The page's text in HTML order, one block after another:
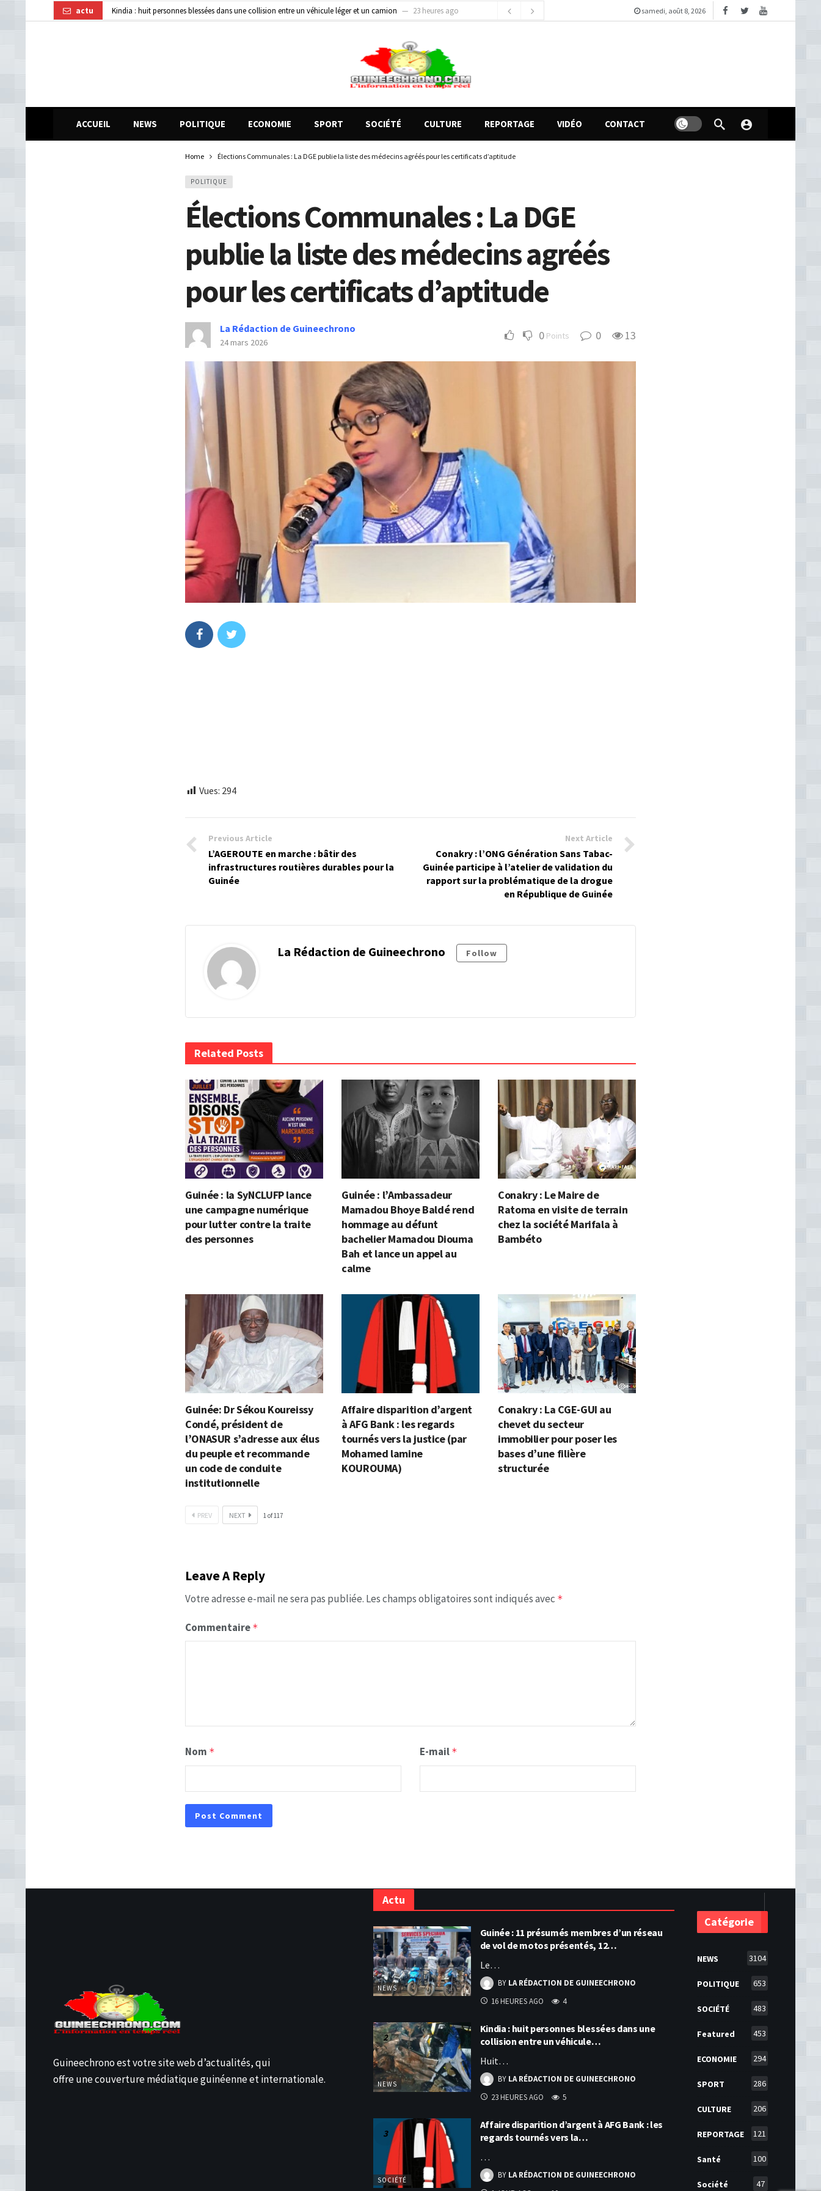
actu Kindia : huit personnes blessées dans une collision entre un véhicule léger et un camion
23 heures ago
Guinée : 11 présumés membres d’un réseau de vol de motos présentés, 12 engins saisis par les Services spéciaux
samedi, août 8, 2026
ACCUEIL NEWS POLITIQUE ECONOMIE SPORT SOCIÉTÉ CULTURE REPORTAGE VIDÉO CONTACT
Home Élections Communales : La DGE publie la liste des médecins agréés pour les certificats d’aptitude
POLITIQUE
Élections Communales : La DGE
publie la liste des médecins agréés
pour les certificats d’aptitude
La Rédaction de Guineechrono
24 mars 2026 0 Points 0 13
Vues: 294
Previous Article
L’AGEROUTE en marche : bâtir des
infrastructures routières durables pour la
Guinée
Next Article
Conakry : l’ONG Génération Sans Tabac-
Guinée participe à l’atelier de validation du
rapport sur la problématique de la drogue
en République de Guinée
La Rédaction de Guineechrono Follow
Related Posts
Guinée : la SyNCLUFP lance
une campagne numérique
pour lutter contre la traite
des personnes
Guinée : l’Ambassadeur
Mamadou Bhoye Baldé rend
hommage au défunt
bachelier Mamadou Diouma
Bah et lance un appel au
calme
Conakry : Le Maire de
Ratoma en visite de terrain
chez la société Marifala à
Bambéto
Guinée: Dr Sékou Koureissy
Condé, président de
l’ONASUR s’adresse aux élus
du peuple et recommande
un code de conduite
institutionnelle
Affaire disparition d’argent
à AFG Bank : les regards
tournés vers la justice (par
Mohamed lamine
KOUROUMA)
Conakry : La CGE-GUI au
chevet du secteur
immobilier pour poser les
bases d’une filière
structurée
PREV NEXT 1 of117
Leave A Reply
Votre adresse e-mail ne sera pas publiée. Les champs obligatoires sont indiqués avec *
Commentaire *
Nom * E-mail *
Guineechrono est votre site web d’actualités, qui
offre une couverture médiatique guinéenne et internationale.
Actu
NEWS
Guinée : 11 présumés membres d’un réseau
de vol de motos présentés, 12…
Le…
BY LA RÉDACTION DE GUINEECHRONO
16 HEURES AGO
4
NEWS
Kindia : huit personnes blessées dans une
collision entre un véhicule…
Huit…
BY LA RÉDACTION DE GUINEECHRONO
23 HEURES AGO
5
SOCIÉTÉ
Affaire disparition d’argent à AFG Bank : les
regards tournés vers la…
…
BY LA RÉDACTION DE GUINEECHRONO
Catégorie
NEWS 3104
POLITIQUE 653
SOCIÉTÉ 483
Featured 453
ECONOMIE 294
SPORT 286
CULTURE 206
REPORTAGE 121
Santé 100
Société 47